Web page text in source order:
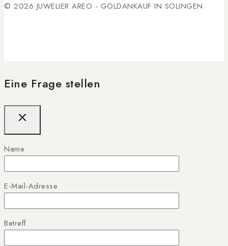
© 2026 JUWELIER AREO - GOLDANKAUF IN SOLINGEN
Eine Frage stellen
Name
E-Mail-Adresse
Betreff